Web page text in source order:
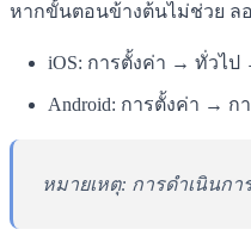
หากขั้นตอนข้างต้นไม่ช่วย ลอ
iOS: การตั้งค่า → ทั่วไป
Android: การตั้งค่า → ก
หมายเหตุ: การดำเนินก